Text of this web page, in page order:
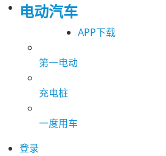
电动汽车
APP下载
第一电动
充电桩
一度用车
登录